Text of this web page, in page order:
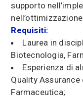
supporto
Requisiti:
Laurea in
Biotecnologia,
Esperienza di
Quality
Farmaceutica;